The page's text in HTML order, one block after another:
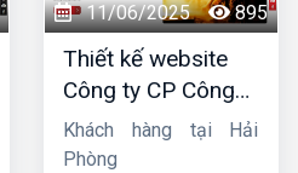
11/06/2025 895
Thiết kế website
Công ty CP Công
nghệ PCCC Bắc Hà
Khách hàng tại Hải
Phòng